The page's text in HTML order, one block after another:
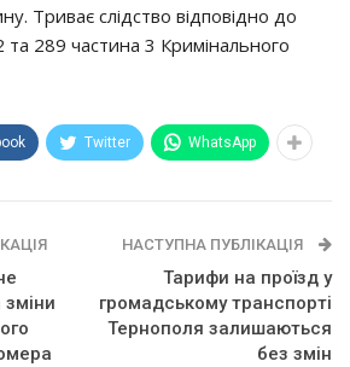
Триває слідство відповідно до
та 289 частина 3 Кримінального
Twitter WhatsApp
НАСТУПНА ПУБЛІКАЦІЯ
Тарифи на проїзд у
громадському транспорті
Тернополя залишаються
без змін